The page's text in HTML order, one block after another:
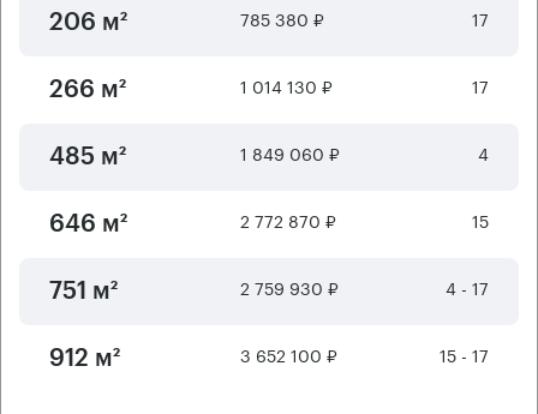
206 м² 785 380 ₽ 17
266 м² 1 014 130 ₽ 17
485 м² 1 849 060 ₽ 4
646 м² 2 772 870 ₽ 15
751 м² 2 759 930 ₽ 4 - 17
912 м² 3 652 100 ₽ 15 - 17